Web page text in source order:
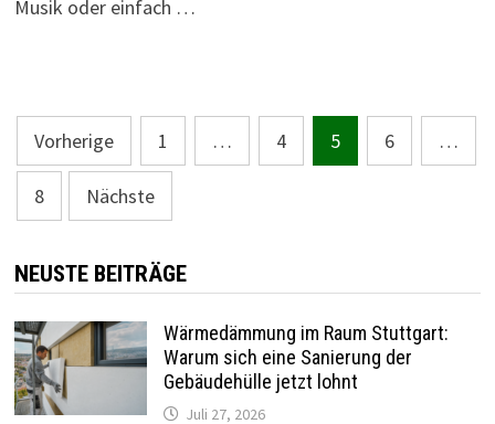
Musik oder einfach …
Seitennummerierung
der
Beiträge
Vorherige 1 … 4 5 6 …
8 Nächste
NEUSTE BEITRÄGE
Wärmedämmung im Raum Stuttgart:
Warum sich eine Sanierung der
Gebäudehülle jetzt lohnt
Juli 27, 2026